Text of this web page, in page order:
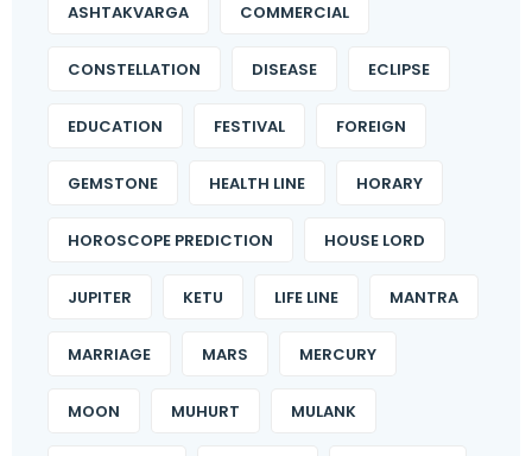
ASHTAKVARGA COMMERCIAL
CONSTELLATION DISEASE ECLIPSE
EDUCATION FESTIVAL FOREIGN
GEMSTONE HEALTH LINE HORARY
HOROSCOPE PREDICTION HOUSE LORD
JUPITER KETU LIFE LINE MANTRA
MARRIAGE MARS MERCURY
MOON MUHURT MULANK